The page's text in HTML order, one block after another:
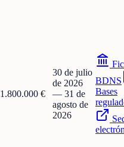
1.800.000 €
30 de julio
de 2026
— 31 de
agosto de
2026
BDNS
Bases